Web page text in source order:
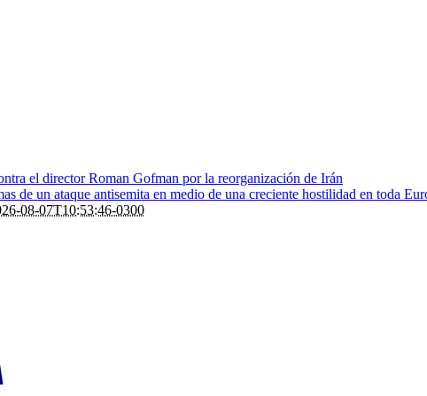
el director Roman Gofman por la reorganización de Irán
de un ataque antisemita en medio de una creciente hostilidad en toda
08-07T10:53:46-0300